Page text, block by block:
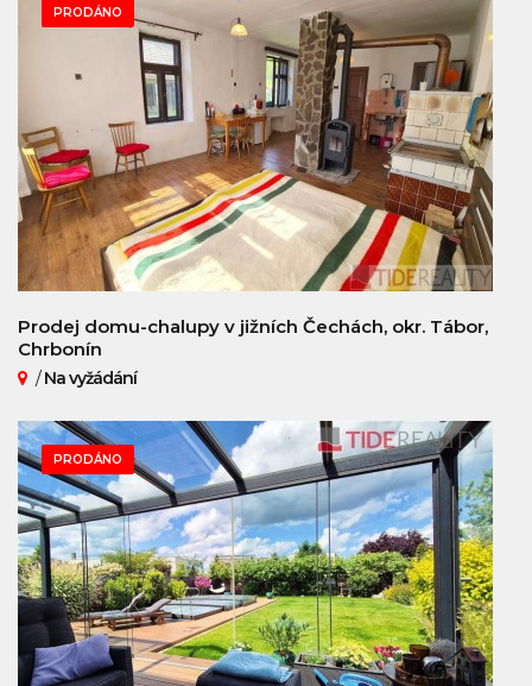
PRODÁNO
Prodej domu-chalupy v jižních Čechách, okr. Tábor,
Chrbonín
/Na vyžádání
PRODÁNO